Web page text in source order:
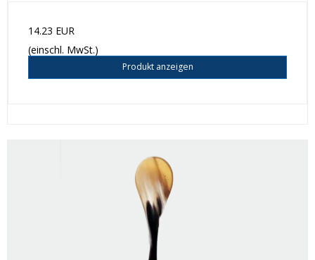
14.23 EUR
(einschl. MwSt.)
Produkt anzeigen